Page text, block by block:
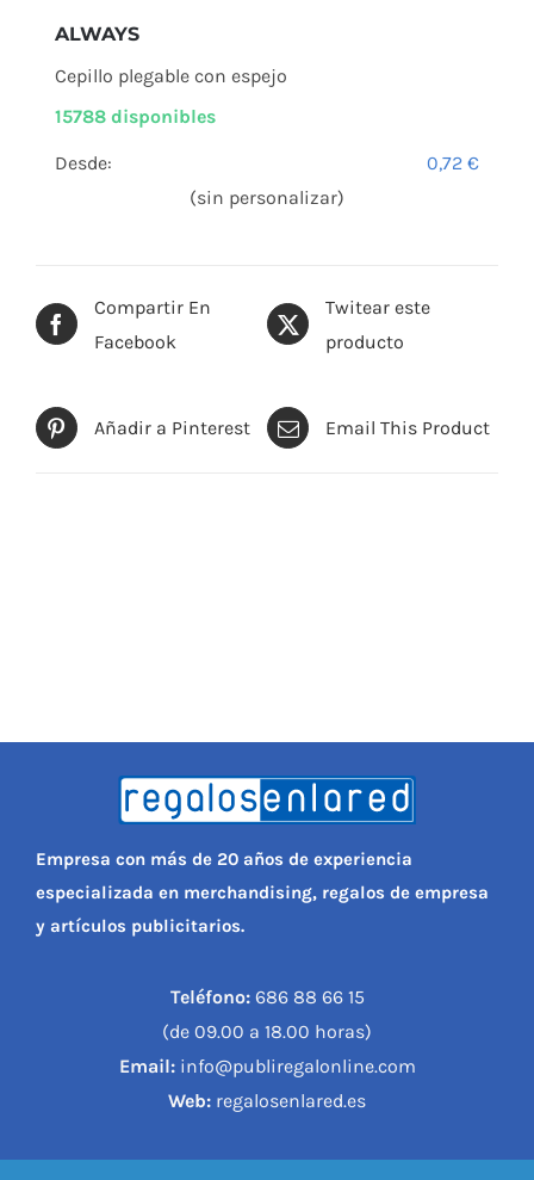
Compartir En
Facebook
Twitear este
producto
Añadir a Pinterest Email This Product
ALWAYS
Cepillo plegable con espejo
15788 disponibles
Desde: 0,72€
(sin personalizar)
Empresa con más de 20 años de experiencia
especializada en merchandising, regalos de empresa
y artículos publicitarios.
Teléfono:686 88 66 15
(de 09.00 a 18.00 horas)
Email:info@publiregalonline.com
Web: regalosenlared.es